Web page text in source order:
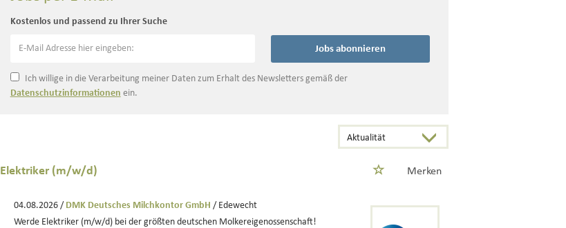
Kostenlos und passend zu Ihrer Suche
Jobs abonnieren
Ich willige in die Verarbeitung meiner Daten zum Erhalt des Newsletters gemäß der
Datenschutzinformationen ein.
Elektriker (m/w/d) Merken
04.08.2026 / DMK Deutsches Milchkontor GmbH / Edewecht
Werde Elektriker (m/w/d) bei der größten deutschen Molkereigenossenschaft!